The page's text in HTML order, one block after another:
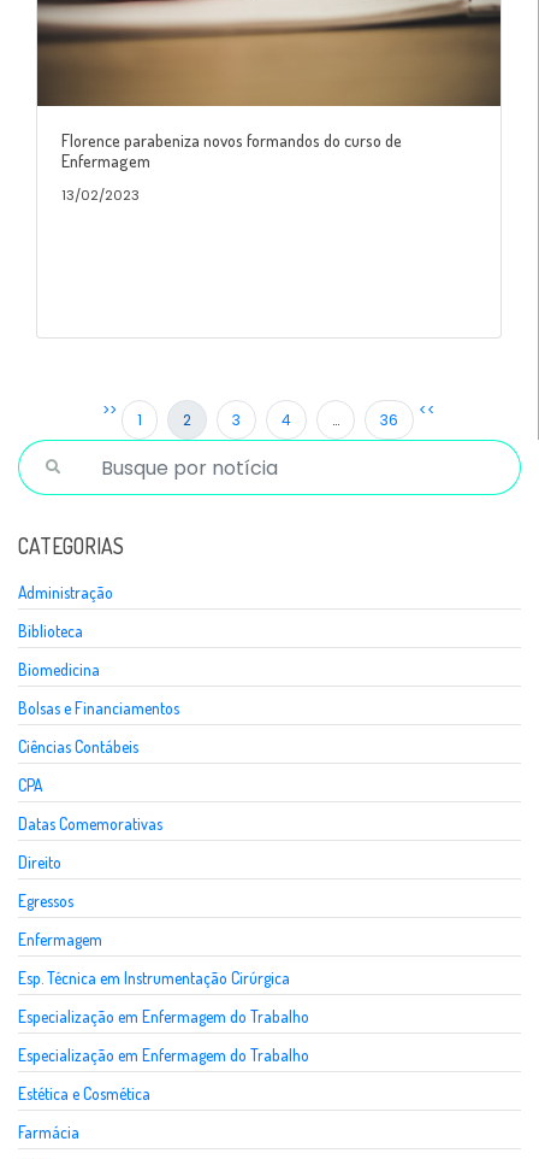
Florence parabeniza novos formandos do curso de
Enfermagem
13/02/2023
>> 1 2 3 4 … 36 <<
CATEGORIAS
Administração
Biblioteca
Biomedicina
Bolsas e Financiamentos
Ciências Contábeis
CPA
Datas Comemorativas
Direito
Egressos
Enfermagem
Esp. Técnica em Instrumentação Cirúrgica
Especialização em Enfermagem do Trabalho
Especialização em Enfermagem do Trabalho
Estética e Cosmética
Farmácia